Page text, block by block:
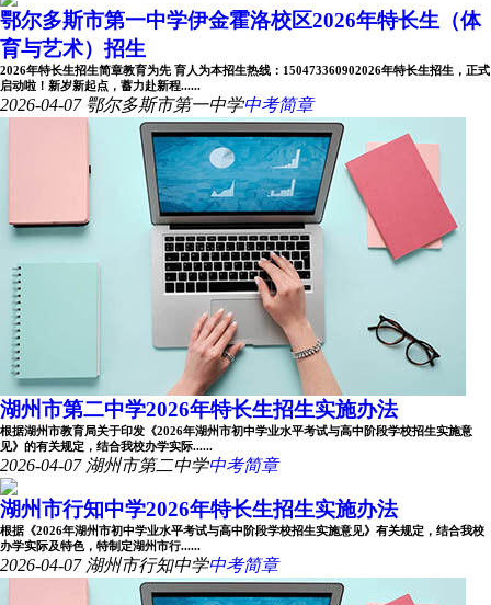
鄂尔多斯市第一中学伊金霍洛校区2026年特长生（体
育与艺术）招生
2026年特长生招生简章教育为先 育人为本招生热线：150473360902026年特长生招生，正式
启动啦！新岁新起点，蓄力赴新程......
2026-04-07 鄂尔多斯市第一中学中考简章
湖州市第二中学2026年特长生招生实施办法
根据湖州市教育局关于印发《2026年湖州市初中学业水平考试与高中阶段学校招生实施意
见》的有关规定，结合我校办学实际......
2026-04-07 湖州市第二中学中考简章
湖州市行知中学2026年特长生招生实施办法
根据《2026年湖州市初中学业水平考试与高中阶段学校招生实施意见》有关规定，结合我校
办学实际及特色，特制定湖州市行......
2026-04-07 湖州市行知中学中考简章